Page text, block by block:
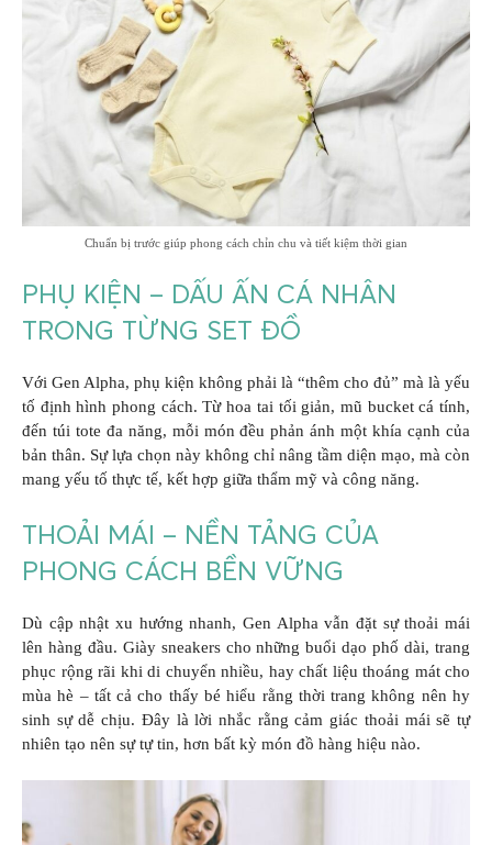
Chuẩn bị trước giúp phong cách chỉn chu và tiết kiệm thời gian
PHỤ KIỆN – DẤU ẤN CÁ NHÂN
TRONG TỪNG SET ĐỒ
Với Gen Alpha, phụ kiện không phải là “thêm cho đủ” mà là yếu
tố định hình phong cách. Từ hoa tai tối giản, mũ bucket cá tính,
đến túi tote đa năng, mỗi món đều phản ánh một khía cạnh của
bản thân. Sự lựa chọn này không chỉ nâng tầm diện mạo, mà còn
mang yếu tố thực tế, kết hợp giữa thẩm mỹ và công năng.
THOẢI MÁI – NỀN TẢNG CỦA
PHONG CÁCH BỀN VỮNG
Dù cập nhật xu hướng nhanh, Gen Alpha vẫn đặt sự thoải mái
lên hàng đầu. Giày sneakers cho những buổi dạo phố dài, trang
phục rộng rãi khi di chuyển nhiều, hay chất liệu thoáng mát cho
mùa hè – tất cả cho thấy bé hiểu rằng thời trang không nên hy
sinh sự dễ chịu. Đây là lời nhắc rằng cảm giác thoải mái sẽ tự
nhiên tạo nên sự tự tin, hơn bất kỳ món đồ hàng hiệu nào.